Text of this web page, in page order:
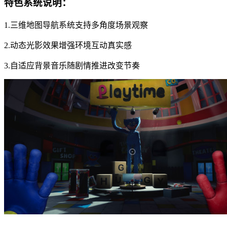
特色系统说明：
1.三维地图导航系统支持多角度场景观察
2.动态光影效果增强环境互动真实感
3.自适应背景音乐随剧情推进改变节奏